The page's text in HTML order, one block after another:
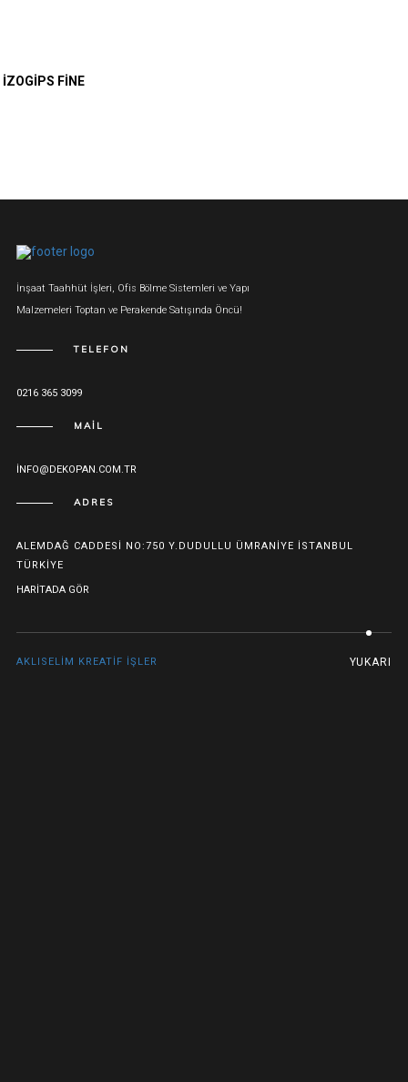
İZOGIPS FINE
İnşaat Taahhüt İşleri, Ofis Bölme Sistemleri ve Yapı
Malzemeleri Toptan ve Perakende Satışında Öncü!
TELEFON
0216 365 3099
MAIL
INFO@DEKOPAN.COM.TR
ADRES
ALEMDAĞ CADDESI NO:750 Y.DUDULLU ÜMRANIYE İSTANBUL
TÜRKIYE
HARITADA GÖR
AKLISELIM KREATIF İŞLER YUKARI